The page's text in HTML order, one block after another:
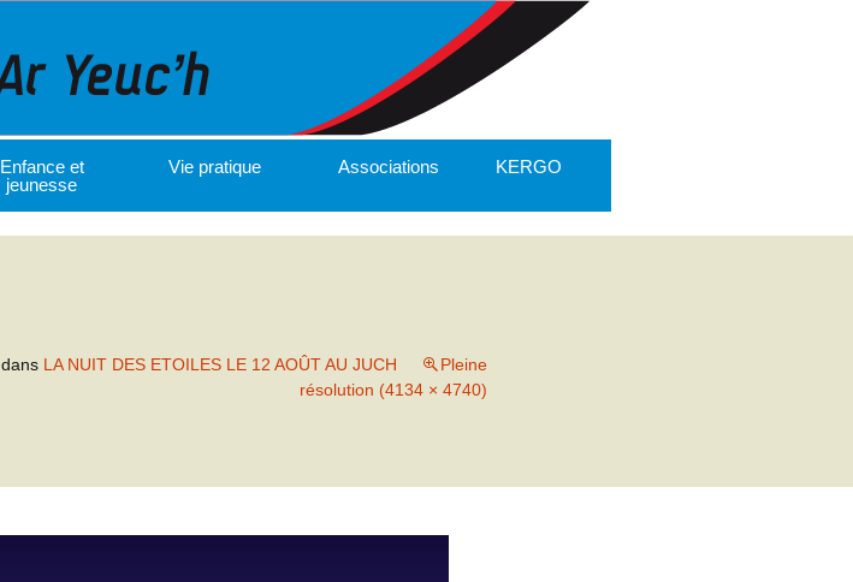
Enfance et
jeunesse
Vie pratique Associations KERGO
dans LA NUIT DES ETOILES LE 12 AOÛT AU JUCH
Pleine
résolution (4134 × 4740)